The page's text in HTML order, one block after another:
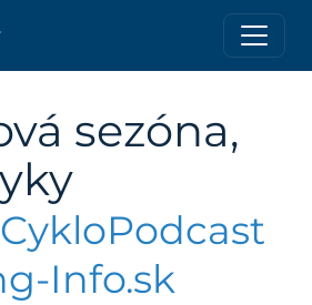
sezóna,
Info.sk